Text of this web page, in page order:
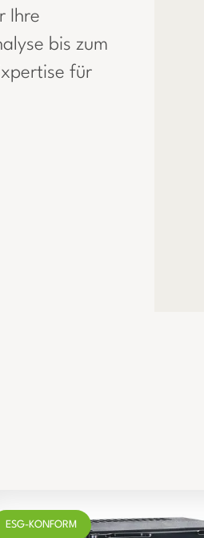
Ihre
bis zum
für
ESG-KONFORM